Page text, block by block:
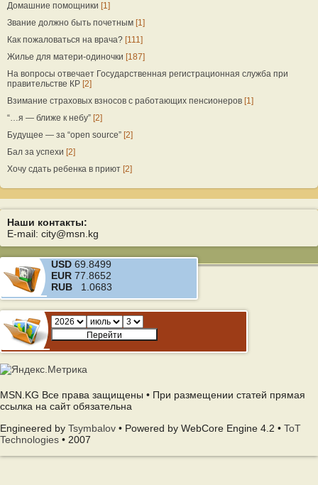
Домашние помощники [1]
Звание должно быть почетным [1]
Как пожаловаться на врача? [111]
Жилье для матери-одиночки [187]
На вопросы отвечает Государственная регистрационная служба при
правительстве КР [2]
Взимание страховых взносов с работающих пенсионеров [1]
“…я — ближе к небу” [2]
Будущее — за “open source” [2]
Бал за успехи [2]
Хочу сдать ребенка в приют [2]
Наши контакты:
E-mail: city@msn.kg
USD 69.8499
EUR 77.8652
RUB 1.0683
MSN.KG Все права защищены • При размещении статей прямая
ссылка на сайт обязательна
Engineered by Tsymbalov • Powered by WebCore Engine 4.2 • ToT
Technologies • 2007